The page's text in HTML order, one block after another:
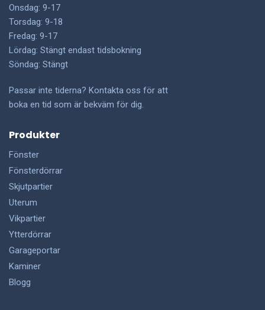
Onsdag: 9-17
Torsdag: 9-18
Fredag: 9-17
Lördag: Stängt endast tidsbokning
Söndag: Stängt
Passar inte tiderna? Kontakta oss för att
boka en tid som är bekväm för dig.
Produkter
Fönster
Fönsterdörrar
Skjutpartier
Uterum
Vikpartier
Ytterdörrar
Garageportar
Kaminer
Blogg